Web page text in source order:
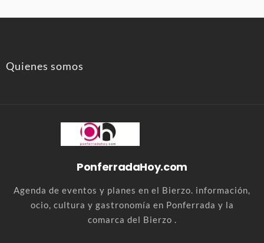
Quienes somos
PonferradaHoy.com
Agenda de eventos y planes en el Bierzo. información,
ocio, cultura y gastronomía en Ponferrada y la
comarca del Bierzo .